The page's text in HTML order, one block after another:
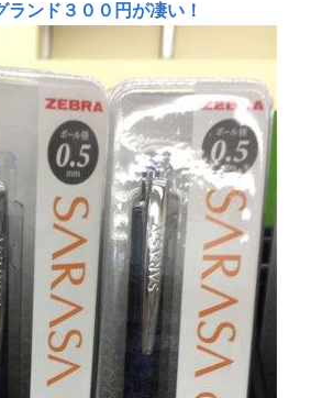
ンド３００円が凄い！